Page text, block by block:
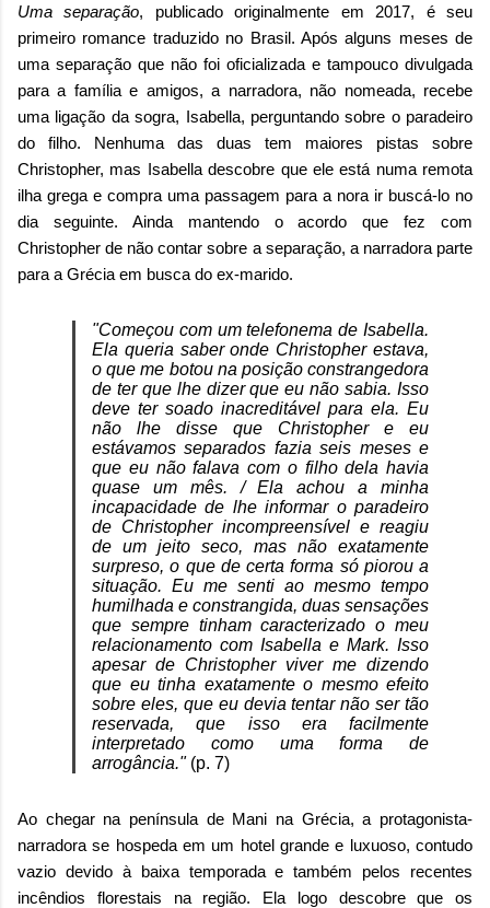
Uma separação, publicado originalmente em 2017, é seu
primeiro romance traduzido no Brasil. Após alguns meses de
uma separação que não foi oficializada e tampouco divulgada
para a família e amigos, a narradora, não nomeada, recebe
uma ligação da sogra, Isabella, perguntando sobre o paradeiro
do filho. Nenhuma das duas tem maiores pistas sobre
Christopher, mas Isabella descobre que ele está numa remota
ilha grega e compra uma passagem para a nora ir buscá-lo no
dia seguinte. Ainda mantendo o acordo que fez com
Christopher de não contar sobre a separação, a narradora parte
para a Grécia em busca do ex-marido.
"Começou com um telefonema de Isabella.
Ela queria saber onde Christopher estava,
o que me botou na posição constrangedora
de ter que lhe dizer que eu não sabia. Isso
deve ter soado inacreditável para ela. Eu
não lhe disse que Christopher e eu
estávamos separados fazia seis meses e
que eu não falava com o filho dela havia
quase um mês. / Ela achou a minha
incapacidade de lhe informar o paradeiro
de Christopher incompreensível e reagiu
de um jeito seco, mas não exatamente
surpreso, o que de certa forma só piorou a
situação. Eu me senti ao mesmo tempo
humilhada e constrangida, duas sensações
que sempre tinham caracterizado o meu
relacionamento com Isabella e Mark. Isso
apesar de Christopher viver me dizendo
que eu tinha exatamente o mesmo efeito
sobre eles, que eu devia tentar não ser tão
reservada, que isso era facilmente
interpretado como uma forma de
arrogância."(p. 7)
Ao chegar na península de Mani na Grécia, a protagonista-
narradora se hospeda em um hotel grande e luxuoso, contudo
vazio devido à baixa temporada e também pelos recentes
incêndios florestais na região. Ela logo descobre que os